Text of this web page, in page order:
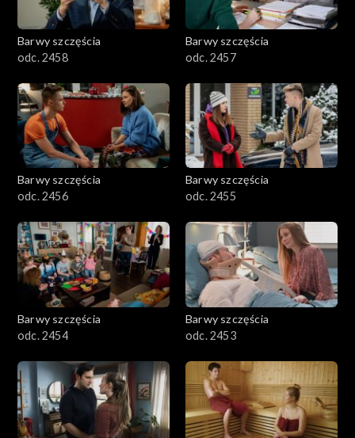
Barwy szczęścia
odc. 2458
Barwy szczęścia
odc. 2457
Barwy szczęścia
odc. 2456
Barwy szczęścia
odc. 2455
Barwy szczęścia
odc. 2454
Barwy szczęścia
odc. 2453